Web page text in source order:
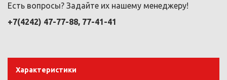
Есть вопросы? Задайте их нашему менеджеру!
+7(4242) 47-77-88, 77-41-41
Характеристики